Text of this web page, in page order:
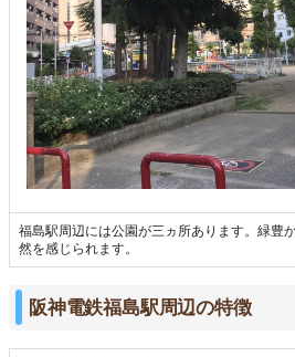
福島駅周辺には公園が三ヵ所あります。緑豊
然を感じられます。
阪神電鉄福島駅周辺の特徴